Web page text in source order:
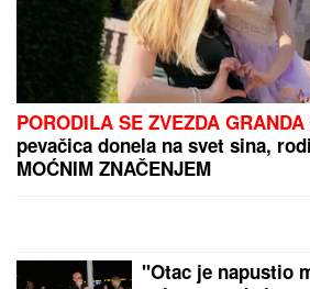
POLA FUDBAL, POLA VAR!
Partizana i Tobola